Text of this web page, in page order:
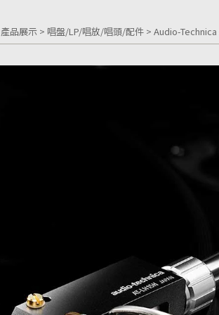
產品展示 > 唱盤/LP/唱放/唱頭/配件 > Audio-Technica